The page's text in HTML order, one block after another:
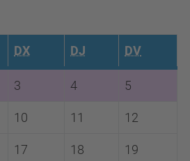
DX DJ DV
3 4 5
10 11 12
17 18 19